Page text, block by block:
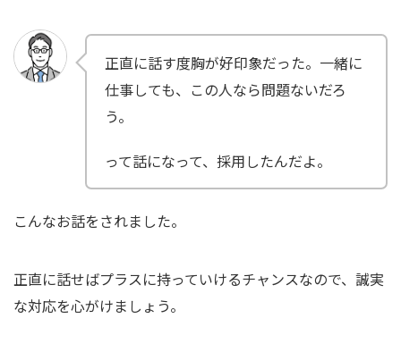
正直に話す度胸が好印象だった。一緒に
仕事しても、この人なら問題ないだろ
う。
って話になって、採用したんだよ。
こんなお話をされました。
正直に話せばプラスに持っていけるチャンスなので、誠実
な対応を心がけましょう。